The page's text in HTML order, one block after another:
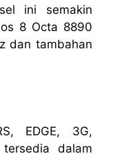
ini semakin
8 Octa 8890
dan tambahan
EDGE, 3G,
dalam